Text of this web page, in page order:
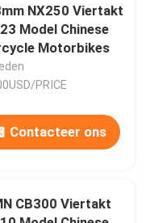
NX250 Viertakt
Model Chinese
Motorbikes
PRICE
Contacteer ons
CB300 Viertakt